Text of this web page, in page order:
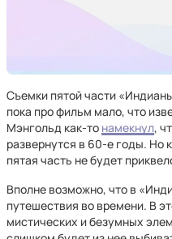
Съемки пятой части
пока про фильм мало, что
Мэнгольд как-то намекнул,
развернутся в 60-е годы. Но
пятая часть не будет
Вполне возможно, что в
путешествия во времени. В
мистических и безумных